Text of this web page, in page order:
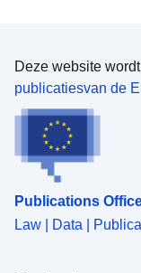
Deze website
publicatiesvan de
Publications
Law | Data |